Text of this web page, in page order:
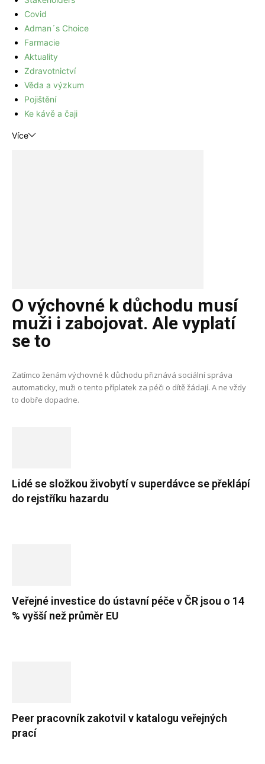
Covid
Adman´s Choice
Farmacie
Aktuality
Zdravotnictví
Věda a výzkum
Pojištění
Ke kávě a čaji
Více
O výchovné k důchodu musí
muži i zabojovat. Ale vyplatí
se to
Zatímco ženám výchovné k důchodu přiznává sociální správa
automaticky, muži o tento příplatek za péči o dítě žádají. A ne vždy
to dobře dopadne.
Lidé se složkou živobytí v superdávce se překlápí
do rejstříku hazardu
Veřejné investice do ústavní péče v ČR jsou o 14
% vyšší než průměr EU
Peer pracovník zakotvil v katalogu veřejných
prací